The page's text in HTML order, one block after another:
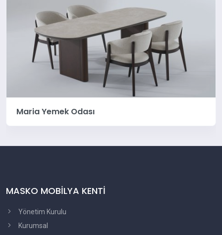
Maria Yemek Odası
MASKO MOBİLYA KENTİ
Yönetim Kurulu
Kurumsal